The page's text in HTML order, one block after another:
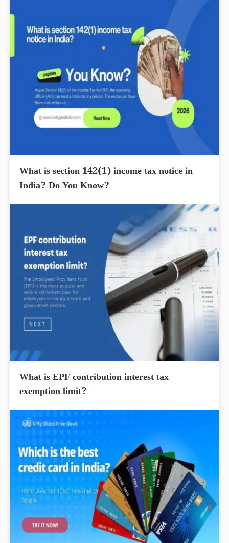
What is section 142(1) income tax notice in
India? Do You Know?
What is EPF contribution interest tax
exemption limit?